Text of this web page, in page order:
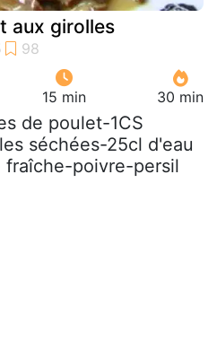
aux girolles
15 min 30 min
de poulet-1CS
séchées-25cl d'eau
poivre-persil